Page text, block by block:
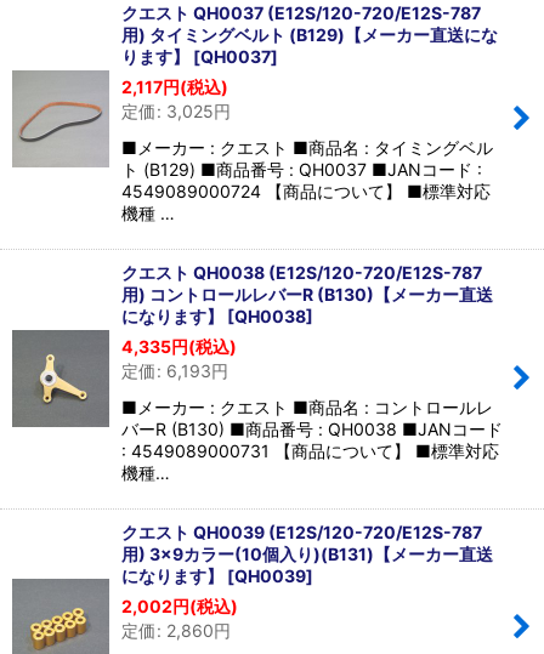
クエスト QH0037 (E12S/120-720/E12S-787
用) タイミングベルト (B129)【メーカー直送にな
ります】 [QH0037]
2,117円(税込)
定価: 3,025円
■メーカー : クエスト ■商品名 : タイミングベル
ト (B129) ■商品番号 : QH0037 ■JANコード :
4549089000724 【商品について】 ■標準対応
機種 …
クエスト QH0038 (E12S/120-720/E12S-787
用) コントロールレバーR (B130)【メーカー直送
になります】 [QH0038]
4,335円(税込)
定価: 6,193円
■メーカー : クエスト ■商品名 : コントロールレ
バーR (B130) ■商品番号 : QH0038 ■JANコード
: 4549089000731 【商品について】 ■標準対応
機種…
クエスト QH0039 (E12S/120-720/E12S-787
用) 3×9カラー(10個入り)(B131)【メーカー直送
になります】 [QH0039]
2,002円(税込)
定価: 2,860円